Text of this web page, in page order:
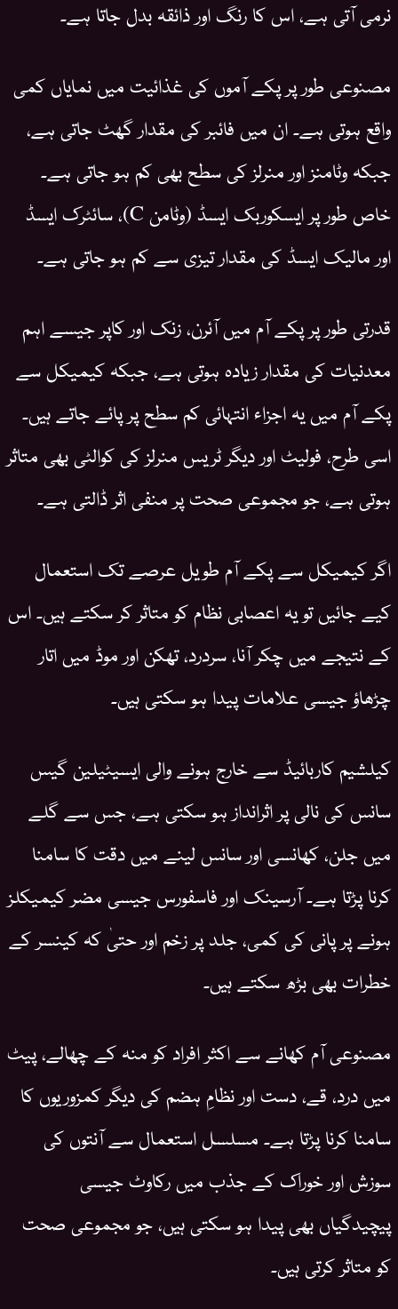
نرمی آتی ہے، اس کا رنگ اور ذائقہ بدل جاتا ہے۔
مصنوعی طور پر پکے آموں کی غذائیت میں نمایاں کمی
واقع ہوتی ہے۔ ان میں فائبر کی مقدار گھٹ جاتی ہے،
جبکہ وٹامنز اور منرلز کی سطح بھی کم ہو جاتی ہے۔
خاص طور پر ایسکوربک ایسڈ (وٹامن C)، سائٹرک ایسڈ
اور مالیک ایسڈ کی مقدار تیزی سے کم ہو جاتی ہے۔
قدرتی طور پر پکے آم میں آئرن، زنک اور کاپر جیسے اہم
معدنیات کی مقدار زیادہ ہوتی ہے، جبکہ کیمیکل سے
پکے آم میں یہ اجزاء انتہائی کم سطح پر پائے جاتے ہیں۔
اسی طرح، فولیٹ اور دیگر ٹریس منرلز کی کوالٹی بھی متاثر
ہوتی ہے، جو مجموعی صحت پر منفی اثر ڈالتی ہے۔
اگر کیمیکل سے پکے آم طویل عرصے تک استعمال
کیے جائیں تو یہ اعصابی نظام کو متاثر کر سکتے ہیں۔ اس
کے نتیجے میں چکر آنا، سردرد، تھکن اور موڈ میں اتار
چڑھاؤ جیسی علامات پیدا ہو سکتی ہیں۔
کیلشیم کاربائیڈ سے خارج ہونے والی ایسیٹیلین گیس
سانس کی نالی پر اثرانداز ہو سکتی ہے، جس سے گلے
میں جلن، کھانسی اور سانس لینے میں دقت کا سامنا
کرنا پڑتا ہے۔ آرسینک اور فاسفورس جیسی مضر کیمیکلز
ہونے پر پانی کی کمی، جلد پر زخم اور حتیٰ کہ کینسر کے
خطرات بھی بڑھ سکتے ہیں۔
مصنوعی آم کھانے سے اکثر افراد کو منہ کے چھالے، پیٹ
میں درد، قے، دست اور نظامِ ہضم کی دیگر کمزوریوں کا
سامنا کرنا پڑتا ہے۔ مسلسل استعمال سے آنتوں کی
سوزش اور خوراک کے جذب میں رکاوٹ جیسی
پیچیدگیاں بھی پیدا ہو سکتی ہیں، جو مجموعی صحت
کو متاثر کرتی ہیں۔